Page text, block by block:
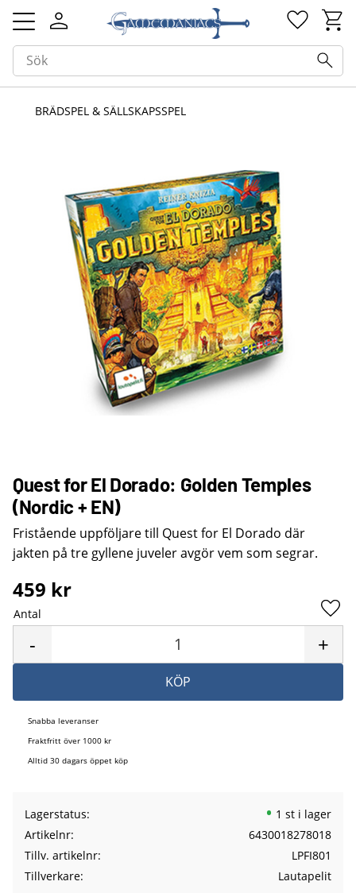
Meny
BRÄDSPEL & SÄLLSKAPSSPEL
Quest for El Dorado: Golden Temples
(Nordic + EN)
Fristående uppföljare till Quest for El Dorado där
jakten på tre gyllene juveler avgör vem som segrar.
459 kr
Antal
+
-
KÖP
Snabba leveranser
Fraktfritt över 1000 kr
Alltid 30 dagars öppet köp
Lagerstatus
1 st i lager
Artikelnr
6430018278018
Tillv. artikelnr
LPFI801
Tillverkare
Lautapelit